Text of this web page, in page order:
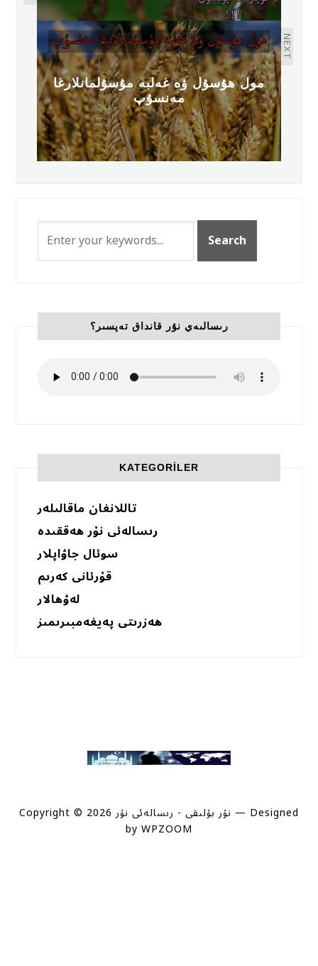
NEXT
مول ھۇسۇل ۋە غەلبە مۇسۇلمانلارغا
مەنسۇپ
رىسالىەي نۇر قانداق تەپسىر؟
KATEGORILER
تاللانغان ماقالىلەر
رىسالەئى نۇر ھەققىدە
سوئال جاۋاپلار
قۇرئانى كەرىم
لەۋھالار
ھەزرىتى پەيغەمبىرىمىز
Copyright © 2026 نۇر بۇلىقى - رىسالەئى نۇر — Designed
by WPZOOM